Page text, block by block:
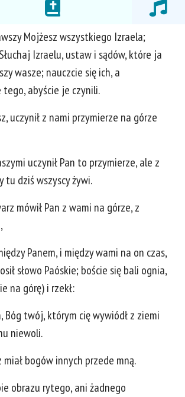
Mojżesz wszystkiego Izraela;
Izraelu, ustaw i sądów, które ja
wasze; nauczcie się ich, a
abyście je czynili.
uczynił z nami przymierze na górze
uczynił Pan to przymierze, ale z
tu dziś wszyscy żywi.
mówił Pan z wami na górze, z
Panem, i między wami na on czas,
słowo Paóskie; boście się bali ognia,
na górę) i rzekł:
Bóg twój, którym cię wywiódł z ziemi
niewoli.
miał bogów innych przede mną.
obrazu rytego, ani żadnego